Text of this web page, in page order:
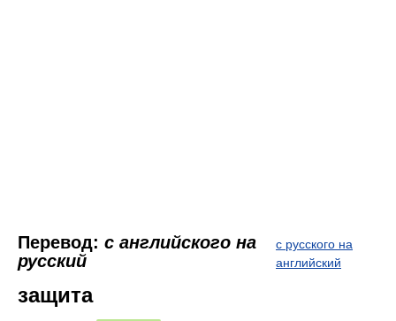
Перевод: с английского на
русский
с русского на
английский
защита